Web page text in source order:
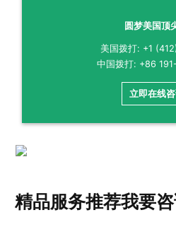
圆梦美国顶
美国拨打: +1
中国拨打: +86
立即在线
精品服务推荐我要